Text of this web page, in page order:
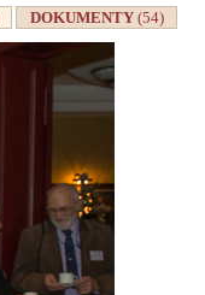
DOKUMENTY (54)